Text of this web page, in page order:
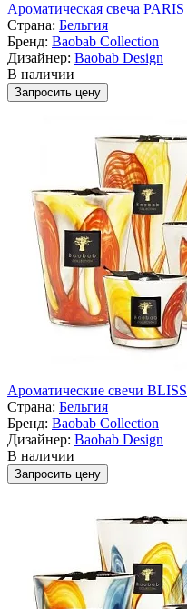
Ароматическая свеча PARIS
Страна: Бельгия
Бренд: Baobab Collection
Дизайнер: Baobab Design
В наличии
Запросить цену
Ароматические свечи BLISS
Страна: Бельгия
Бренд: Baobab Collection
Дизайнер: Baobab Design
В наличии
Запросить цену